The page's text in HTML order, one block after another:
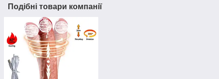
Подібні товари компанії